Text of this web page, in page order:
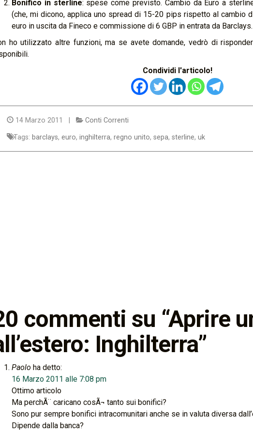
Bonifico in sterline: spese come previsto. Cambio da Euro a
(che, mi dicono, applica uno spread di 15-20 pips rispetto al cambio
euro in uscita da Fineco e commissione di 6 GBP in entrata da Barclays.
ho utilizzato altre funzioni, ma se avete domande, vedrò di
Condividi l'articolo!
14 Marzo 2011 | Conti Correnti
Tags: barclays, euro, inghilterra, regno unito, sepa, sterline, uk
commenti su “Aprire
Inghilterra”
Paolo ha detto:
16 Marzo 2011 alle 7:08 pm
Ottimo articolo
Ma perchÃ¨ caricano cosÃ¬ tanto sui bonifici?
Sono pur sempre bonifici intracomunitari anche se in valuta diversa
Dipende dalla banca?